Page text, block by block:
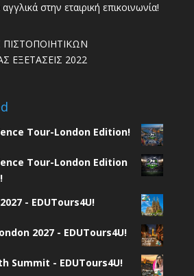
στην εταιρική επικοινωνία!
ΕΞΕΤΑΣΕΙΣ 2022
Tour-London Edition!
Tour-London Edition
- EDUTours4U!
2027 - EDUTours4U!
Summit - EDUTours4U!